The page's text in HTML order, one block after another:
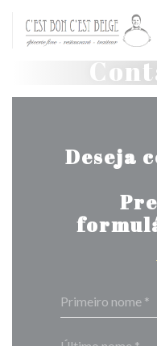
Painel de Gerenciamento de
Deseja